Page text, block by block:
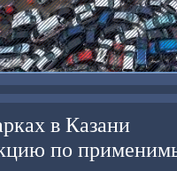
в Казани
по